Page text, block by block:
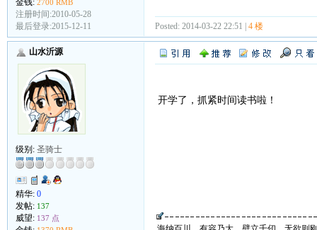
2700 RMB
注册时间:2010-05-28
最后登录:2015-12-11
Posted: 2014-03-22 22:51 | 4 楼
山水沂源
级别: 圣骑士
精华: 0
发帖: 137
威望: 137 点
开学了，抓紧时间读书啦！